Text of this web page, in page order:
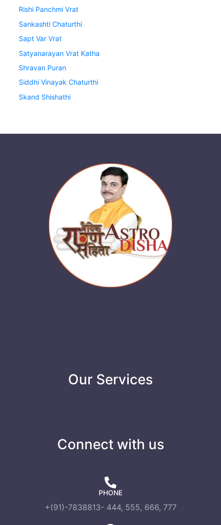
Rishi Panchmi Vrat
Sankashti Chaturthi
Sapt Var Vrat
Satyanarayan Vrat Katha
Shravan Puran
Siddhi Vinayak Chaturthi
Skand Shishathi
Our Services
Connect with us
PHONE
+(91)-7838813- 444, 555, 666, 777